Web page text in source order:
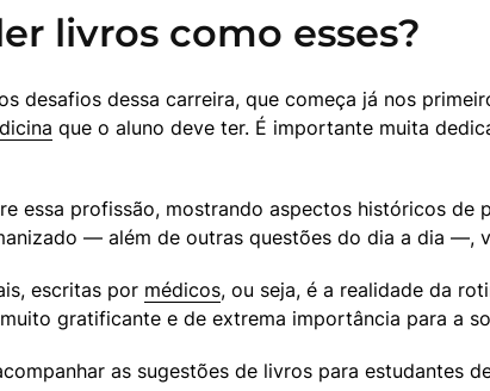
livros como esses?
desafios dessa carreira, que começa já nos
que o aluno deve ter. É importante muita
essa profissão, mostrando aspectos históricos
— além de outras questões do dia a dia —,
escritas por médicos, ou seja, é a realidade da
gratificante e de extrema importância para a
as sugestões de livros para estudantes